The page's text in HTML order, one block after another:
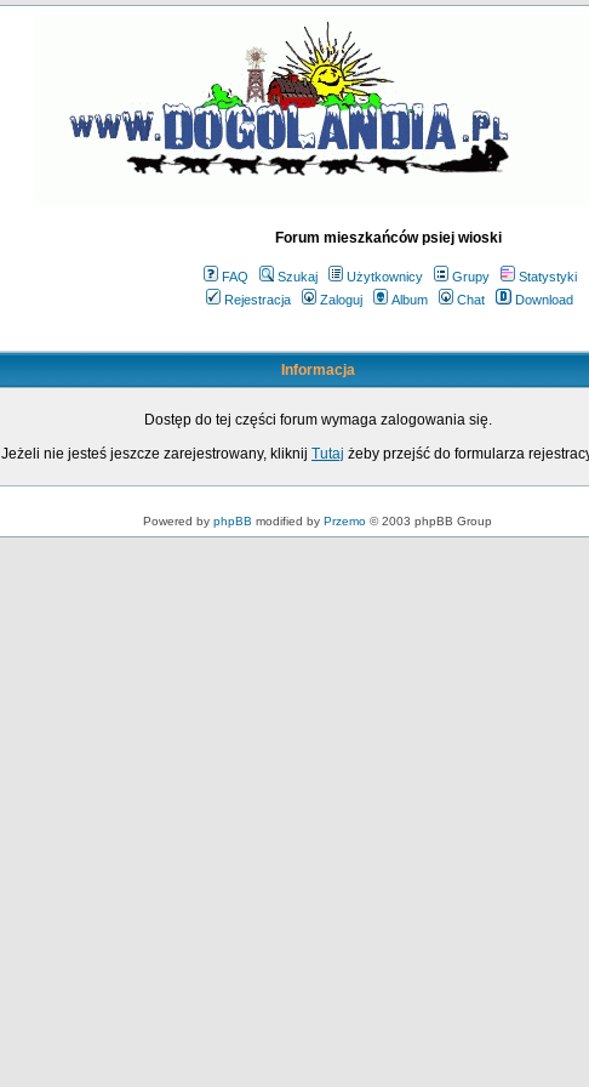
Forum mieszkańców psiej wioski
FAQ Szukaj Użytkownicy Grupy
Statystyki
Rejestracja
Zaloguj Album Chat Download
Informacja
Dostęp do tej części forum wymaga zalogowania się.
Jeżeli nie jesteś jeszcze zarejestrowany, kliknij Tutaj żeby przejść do formularza
Powered by phpBB modified by Przemo © 2003 phpBB Group